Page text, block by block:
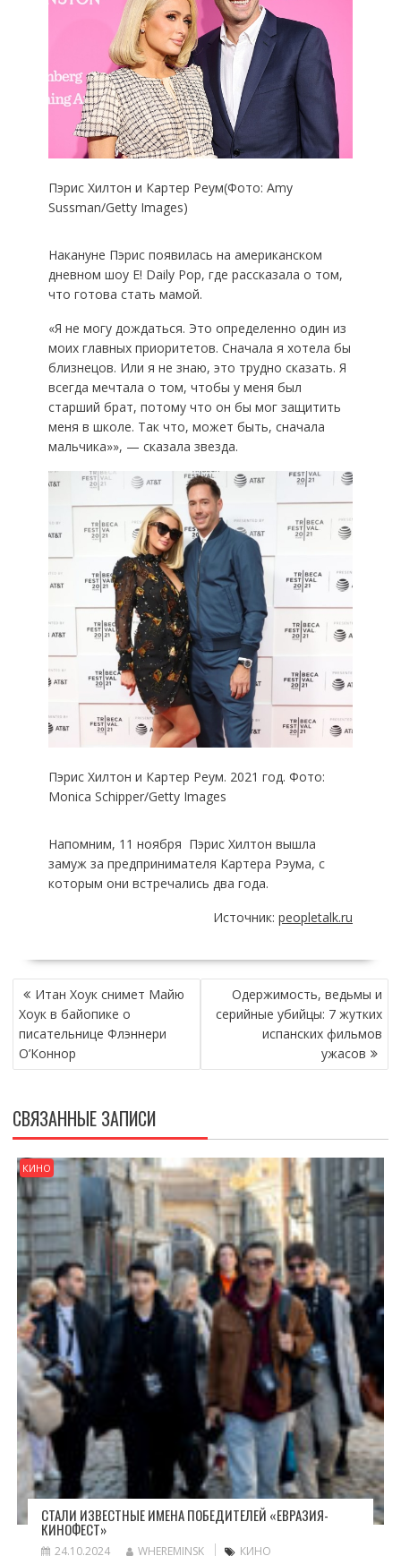
Пэрис Хилтон и Картер Реум(Фото: Amy
Sussman/Getty Images)
Накануне Пэрис появилась на американском
дневном шоу E! Daily Pop, где рассказала о том,
что готова стать мамой.
«Я не могу дождаться. Это определенно один из
моих главных приоритетов. Сначала я хотела бы
близнецов. Или я не знаю, это трудно сказать. Я
всегда мечтала о том, чтобы у меня был
старший брат, потому что он бы мог защитить
меня в школе. Так что, может быть, сначала
мальчика»», — сказала звезда.
Пэрис Хилтон и Картер Реум. 2021 год. Фото:
Monica Schipper/Getty Images
Напомним, 11 ноября Пэрис Хилтон вышла
замуж за предпринимателя Картера Рэума, с
которым они встречались два года.
Источник:peopletalk.ru
НАВИГАЦИЯ
ПО
ЗАПИСЯМ
Итан Хоук снимет Майю
Хоук в байопике о
писательнице Флэннери
О’Коннор
Одержимость, ведьмы и
серийные убийцы: 7 жутких
испанских фильмов
ужасов
СВЯЗАННЫЕ ЗАПИСИ
КИНО
СТАЛИ ИЗВЕСТНЫЕ ИМЕНА ПОБЕДИТЕЛЕЙ «ЕВРАЗИЯ-
КИНОФЕСТ»
24.10.2024 WHEREMINSK КИНО